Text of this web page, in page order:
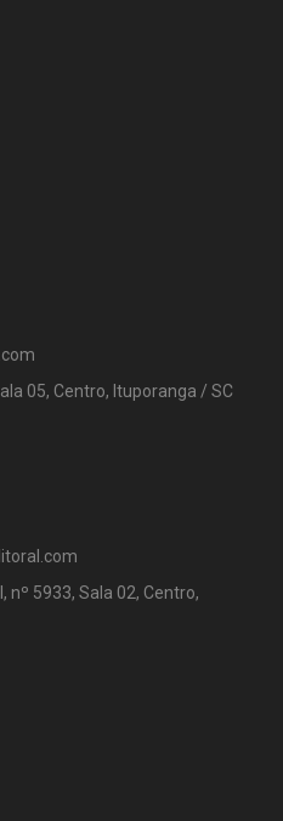
05, Centro, Ituporanga / SC
nº 5933, Sala 02, Centro,